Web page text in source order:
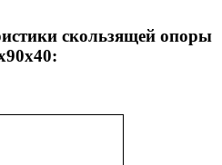
скользящей опоры